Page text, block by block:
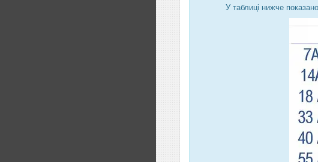
У таблиці нижче